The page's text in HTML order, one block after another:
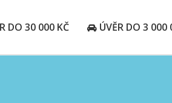
DO 30 000 KČ ÚVĚR DO 3 000